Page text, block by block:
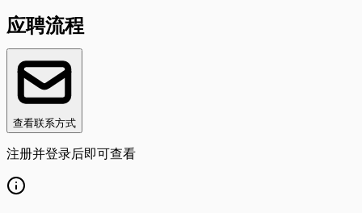
应聘流程
查看联系方式
注册并登录后即可查看